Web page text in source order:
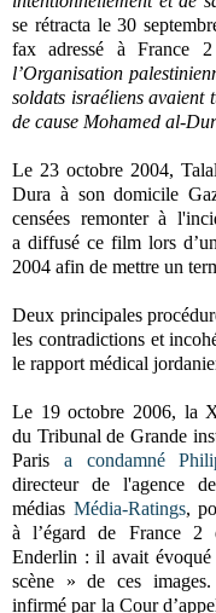
se rétracta le 30
fax adressé à France
l’Organisation
soldats israéliens avaient
de cause Mohamed al-
Le 23 octobre 2004,
Dura à son domicile
censées remonter à
a diffusé ce film lors
2004 afin de mettre un
Deux principales
les contradictions et
le rapport médical
Le 19 octobre 2006, la
du Tribunal de Grande
Paris a condamné
directeur de l'agence
médias Média-Ratings,
à l’égard de France 2
Enderlin : il avait évoqué
scène » de ces
infirmé par la Cour